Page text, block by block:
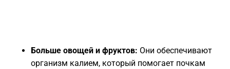
Больше овощей и фруктов: Они обеспечивают
организм калием, который помогает почкам